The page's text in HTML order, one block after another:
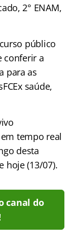
2° ENAM,
público
conferir a
para as
saúde,
tempo real
desta
hoje (13/07).
canal do